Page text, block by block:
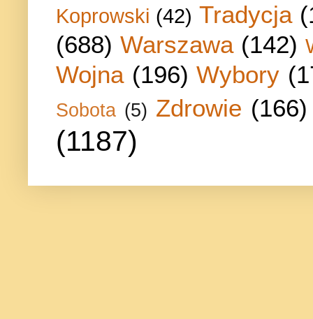
Koprowski (42) Tradycja
(688) Warszawa (142)
Wojna (196) Wybory
Sobota (5) Zdrowie (166)
(1187)